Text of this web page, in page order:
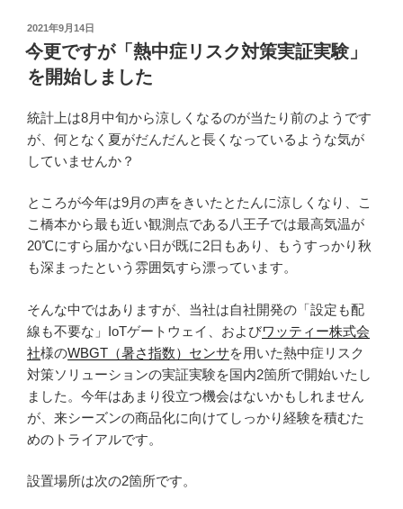
原
市
立
上
溝
南
中
校
の
皆
さ
を
お
迎
え
し
ま
し
の
投
稿
日:
2021年9月14日
今更ですが「熱中症リスク対策実証実験」
を開始しました
統計上は8月中旬から涼しくなるのが当たり前のようです
が、何となく夏がだんだんと長くなっているような気が
していませんか？
ところが今年は9月の声をきいたとたんに涼しくなり、こ
こ橋本から最も近い観測点である八王子では最高気温が
20℃にすら届かない日が既に2日もあり、もうすっかり秋
も深まったという雰囲気すら漂っています。
そんな中ではありますが、当社は自社開発の「設定も配
線も不要な」IoTゲートウェイ、およびワッティー株式会
社様のWBGT（暑さ指数）センサを用いた熱中症リスク
対策ソリューションの実証実験を国内2箇所で開始いたし
ました。今年はあまり役立つ機会はないかもしれません
が、来シーズンの商品化に向けてしっかり経験を積むた
めのトライアルです。
設置場所は次の2箇所です。